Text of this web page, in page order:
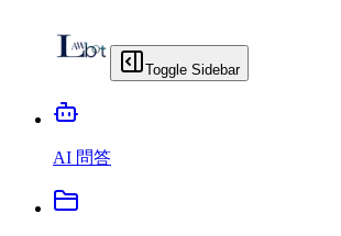
Toggle Sidebar
AI 問答